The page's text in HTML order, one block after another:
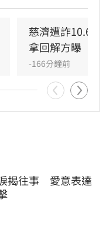
採購疫苗的言論
網友熱議，留言
為何不為當年言
，各界關注後續
慈濟遭詐10.6億
拿回解方曝
-166分鐘前
揭往事　愛意表達